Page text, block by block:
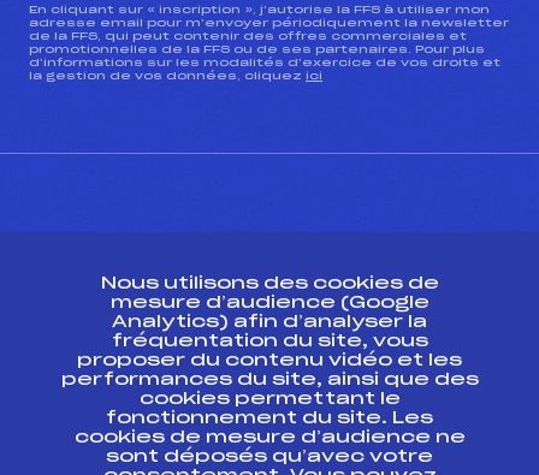
En cliquant sur « inscription », j’autorise la FFS à utiliser mon
adresse email pour m’envoyer périodiquement la newsletter
de la FFS, qui peut contenir des offres commerciales et
promotionnelles de la FFS ou de ses partenaires. Pour plus
d’informations sur les modalités d’exercice de vos droits et
la gestion de vos données, cliquez ici
Ressources
Pass’Neige
Projet sportif fédéral
Projet de performance fédéral
Antidopage
Nous utilisons des cookies de
mesure d’audience (Google
Analytics) afin d’analyser la
fréquentation du site, vous
proposer du contenu vidéo et les
performances du site, ainsi que des
cookies permettant le
fonctionnement du site. Les
cookies de mesure d’audience ne
sont déposés qu’avec votre